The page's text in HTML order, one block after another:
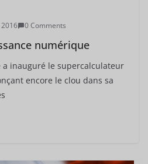
0 Comments
numérique
a inauguré le supercalculateur
encore le clou dans sa